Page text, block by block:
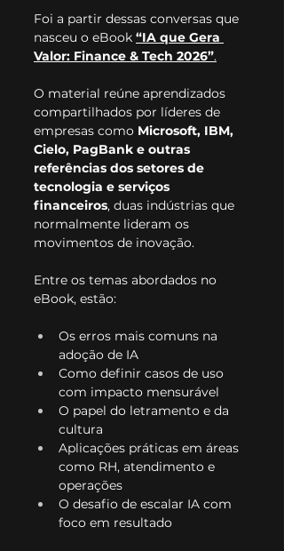
Foi a partir dessas conversas que
nasceu o eBook “IA que Gera
Valor: Finance & Tech 2026”.
O material reúne aprendizados
compartilhados por líderes de
empresas como Microsoft, IBM,
Cielo, PagBank e outras
referências dos setores de
tecnologia e serviços
financeiros, duas indústrias que
normalmente lideram os
movimentos de inovação.
Entre os temas abordados no
eBook, estão:
Os erros mais comuns na
adoção de IA
Como definir casos de uso
com impacto mensurável
O papel do letramento e da
cultura
Aplicações práticas em áreas
como RH, atendimento e
operações
O desafio de escalar IA com
foco em resultado